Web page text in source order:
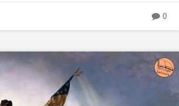
0